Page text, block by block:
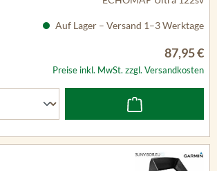
Auf Lager – Versand 1–3 Werktage
87,95 €
Preise inkl. MwSt. zzgl. Versandkosten